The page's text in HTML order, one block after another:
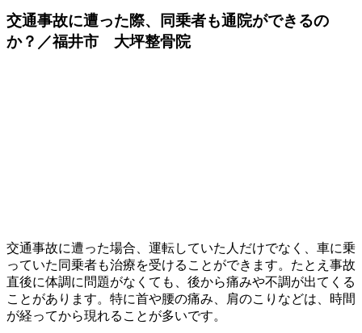
交通事故に遭った際、同乗者も通院ができるの
か？／福井市 大坪整骨院
交通事故に遭った場合、運転していた人だけでなく、車に乗
っていた同乗者も治療を受けることができます。たとえ事故
直後に体調に問題がなくても、後から痛みや不調が出てくる
ことがあります。特に首や腰の痛み、肩のこりなどは、時間
が経ってから現れることが多いです。